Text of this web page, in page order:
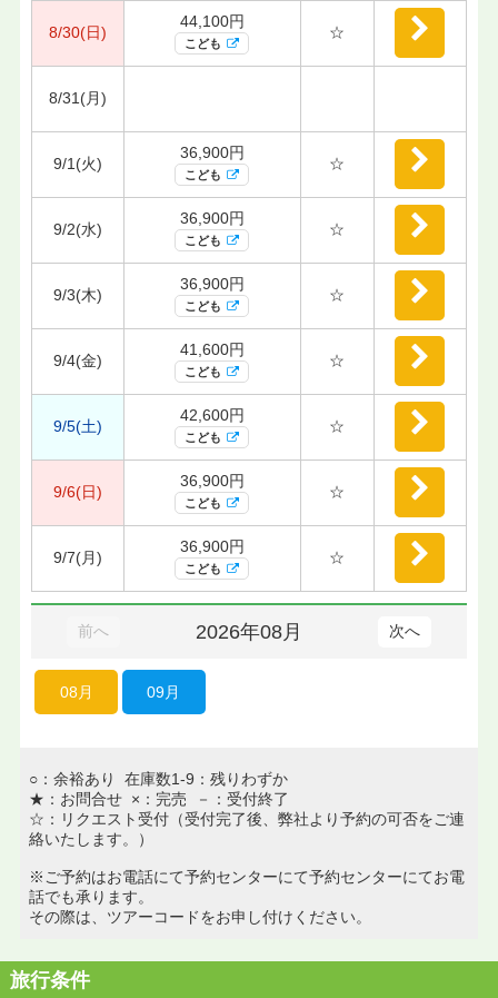
8/30(日)
44,100円
こども
☆
8/31(月)
9/1(火)
36,900円
こども
☆
9/2(水)
36,900円
こども
☆
9/3(木)
36,900円
こども
☆
9/4(金)
41,600円
こども
☆
9/5(土)
42,600円
こども
☆
9/6(日)
36,900円
こども
☆
9/7(月)
36,900円
こども
☆
前へ 2026年08月 次へ
08月 09月
○：余裕あり 在庫数1-9：残りわずか
★：お問合せ ×：完売 －：受付終了
☆：リクエスト受付（受付完了後、弊社より予約の可否をご連
絡いたします。）
※ご予約はお電話にて予約センターにて予約センターにてお電
話でも承ります。
その際は、ツアーコードをお申し付けください。
旅行条件